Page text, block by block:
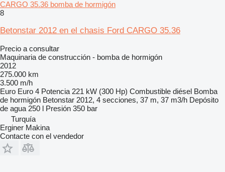
CARGO 35.36 bomba de hormigón
8
Betonstar 2012 en el chasis Ford CARGO 35.36
Precio a consultar
Maquinaria de construcción - bomba de hormigón
2012
275.000 km
3.500 m/h
Euro Euro 4 Potencia 221 kW (300 Hp) Combustible diésel Bomba
de hormigón Betonstar 2012, 4 secciones, 37 m, 37 m3/h Depósito
de agua 250 l Presión 350 bar
Turquía
Erginer Makina
Contacte con el vendedor